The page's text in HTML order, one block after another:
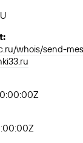
:
whois/send-